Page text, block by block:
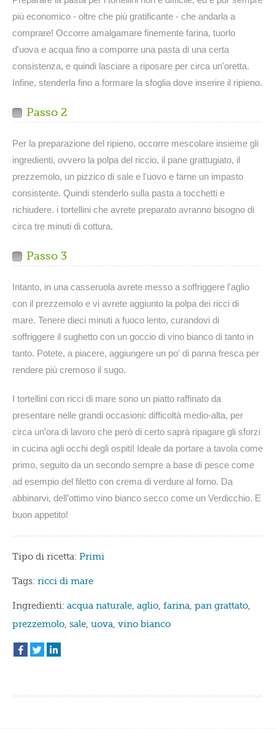
più economico - oltre che più gratificante - che andarla a
comprare! Occorre amalgamare finemente farina, tuorlo
d'uova e acqua fino a comporre una pasta di una certa
consistenza, e quindi lasciare a riposare per circa un'oretta.
Infine, stenderla fino a formare la sfoglia dove inserire il ripieno.
Passo 2
Per la preparazione del ripieno, occorre mescolare insieme gli
ingredienti, ovvero la polpa del riccio, il pane grattugiato, il
prezzemolo, un pizzico di sale e l'uovo e farne un impasto
consistente. Quindi stenderlo sulla pasta a tocchetti e
richiudere. i tortellini che avrete preparato avranno bisogno di
circa tre minuti di cottura.
Passo 3
Intanto, in una casseruola avrete messo a soffriggere l'aglio
con il prezzemolo e vi avrete aggiunto la polpa dei ricci di
mare. Tenere dieci minuti a fuoco lento, curandovi di
soffriggere il sughetto con un goccio di vino bianco di tanto in
tanto. Potete, a piacere, aggiungere un po' di panna fresca per
rendere più cremoso il sugo.
I tortellini con ricci di mare sono un piatto raffinato da
presentare nelle grandi occasioni: difficoltà medio-alta, per
circa un’ora di lavoro che però di certo saprà ripagare gli sforzi
in cucina agli occhi degli ospiti! Ideale da portare a tavola come
primo, seguito da un secondo sempre a base di pesce come
ad esempio del filetto con crema di verdure al forno. Da
abbinarvi, dell’ottimo vino bianco secco come un Verdicchio. E
buon appetito!
Tipo di ricetta: Primi
Tags: ricci di mare
Ingredienti: acqua naturale, aglio, farina, pan grattato,
prezzemolo, sale, uova, vino bianco